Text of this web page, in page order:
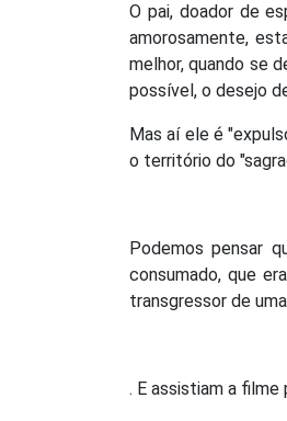
O pai, doador de
amorosamente,
melhor, quando se
possível, o desejo
Mas aí ele é
o território do
Podemos pensar
consumado, que
transgressor de
. E assistiam a filme